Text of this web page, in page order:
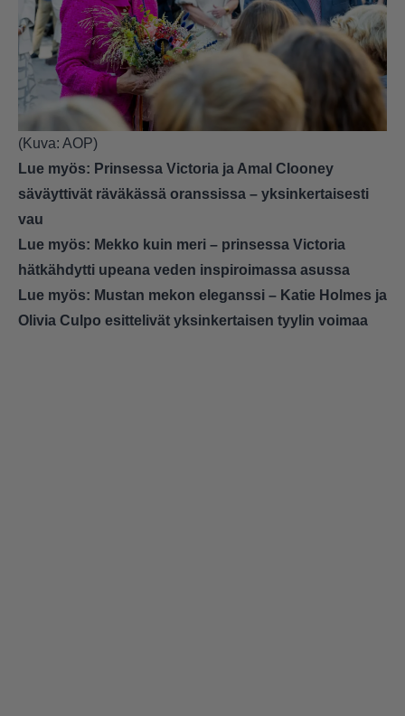
(Kuva: AOP)
Lue myös: Prinsessa Victoria ja Amal Clooney
säväyttivät räväkässä oranssissa – yksinkertaisesti
vau
Lue myös: Mekko kuin meri – prinsessa Victoria
hätkähdytti upeana veden inspiroimassa asussa
Lue myös: Mustan mekon eleganssi – Katie Holmes ja
Olivia Culpo esittelivät yksinkertaisen tyylin voimaa